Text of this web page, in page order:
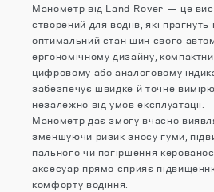
Манометр від Land Rover — це
створений для водіїв, які
оптимальний стан шин свого
ергономічному дизайну,
цифровому або аналоговому
забезпечує швидке й точне
незалежно від умов експлуатації.
Манометр дає змогу вчасно
зменшуючи ризик зносу гуми,
пального чи погіршення
аксесуар прямо сприяє
комфорту водіння.